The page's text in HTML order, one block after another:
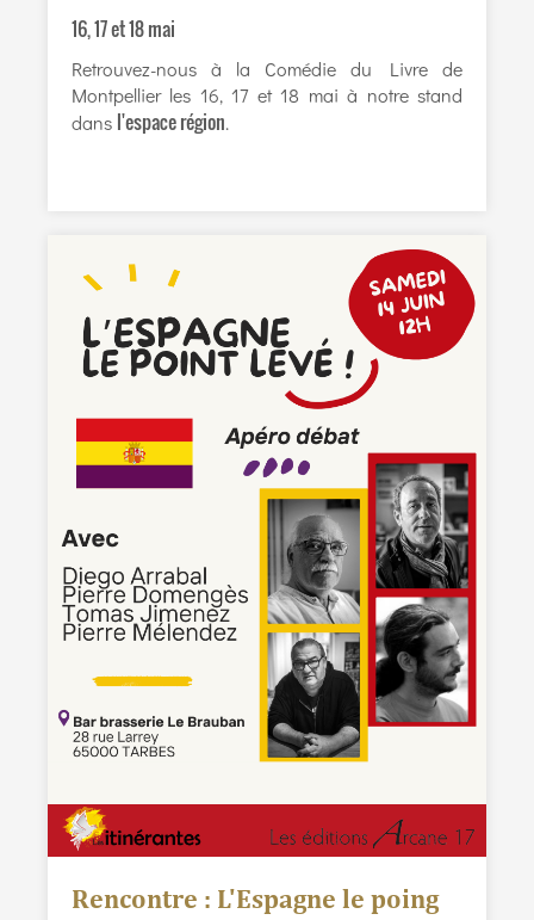
16, 17 et 18 mai
Retrouvez-nous à la Comédie du Livre de
Montpellier les 16, 17 et 18 mai à notre stand
dans l'espace région.
Rencontre : L'Espagne le poing